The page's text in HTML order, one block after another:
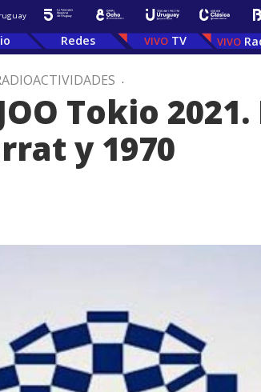
Redes TV
.
Tokio
y 1970